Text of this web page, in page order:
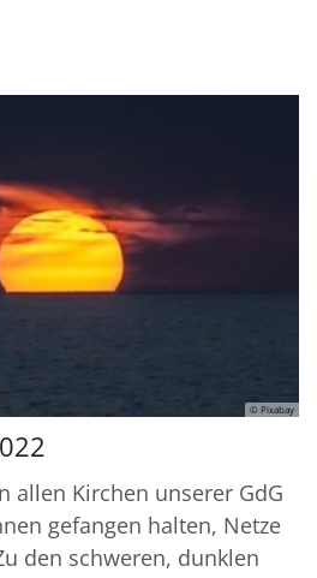
© Pixabay
allen Kirchen unserer GdG
gefangen halten, Netze
den schweren, dunklen